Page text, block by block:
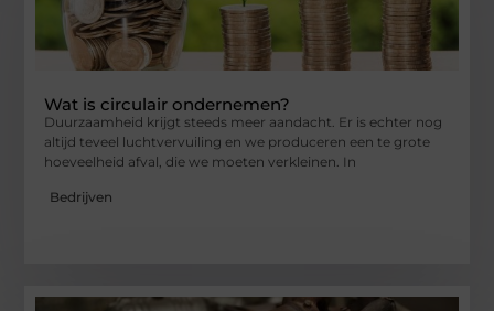
Wat is circulair ondernemen?
Duurzaamheid krijgt steeds meer aandacht. Er is echter nog
altijd teveel luchtvervuiling en we produceren een te grote
hoeveelheid afval, die we moeten verkleinen. In
Bedrijven